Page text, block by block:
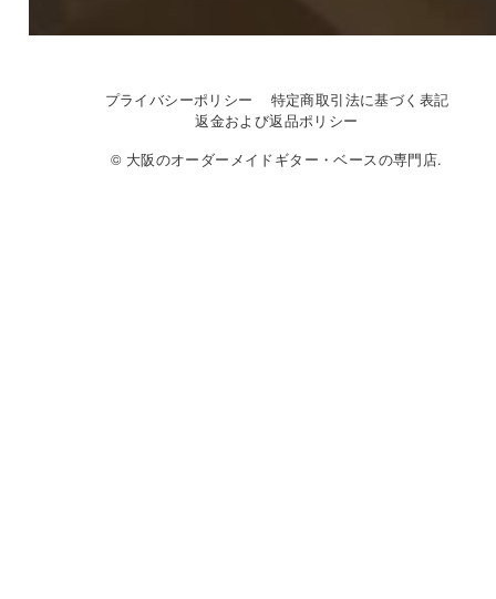
プライバシーポリシー
特定商取引法に基づく表記
返金および返品ポリシー
© 大阪のオーダーメイドギター・ベースの専門店.